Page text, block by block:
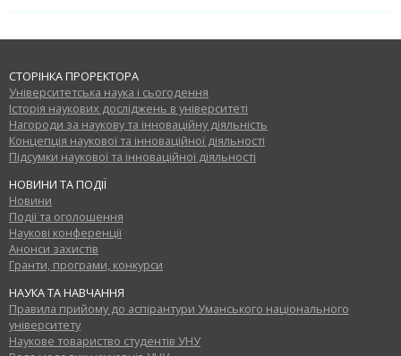
СТОРІНКА ПРОРЕКТОРА
Університетська наука і сьогодення
Історія наукових досліджень в університеті
Нагороди за наукову та інноваційну діяльність
Концепція наукової та інноваційної діяльності
Підсумки наукової та інноваційної діяльності
НОВИНИ ТА ПОДІЇ
Новини
Події та оголошення
Наукові конференції
Анонси захистів
Гранти, програми, конкурси
НАУКА ТА НАВЧАННЯ
Правила прийому до аспірантури Уманського національного
університету
Наукове товариство студентів УНУ